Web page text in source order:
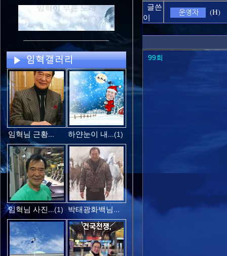
임혁님 근황... 하얀눈이 내...(1)
임혁님 사진...(1) 박태광화백님...
글쓴
이
(H)
99회